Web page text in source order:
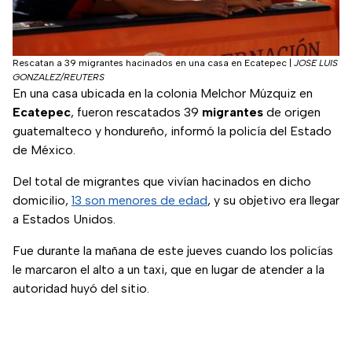
Rescatan a 39 migrantes hacinados en una casa en Ecatepec
JOSE LUIS
GONZALEZ/REUTERS
En una casa ubicada en la colonia Melchor Múzquiz en
Ecatepec, fueron rescatados 39 migrantes de origen
guatemalteco y hondureño, informó la policía del Estado
de México.
Del total de migrantes que vivían hacinados en dicho
domicilio, 13 son menores de edad, y su objetivo era llegar
a Estados Unidos.
Fue durante la mañana de este jueves cuando los policías
le marcaron el alto a un taxi, que en lugar de atender a la
autoridad huyó del sitio.